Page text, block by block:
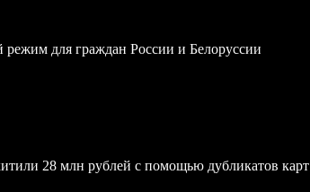
режим для граждан России и Белоруссии
28 млн рублей с помощью дубликатов карт